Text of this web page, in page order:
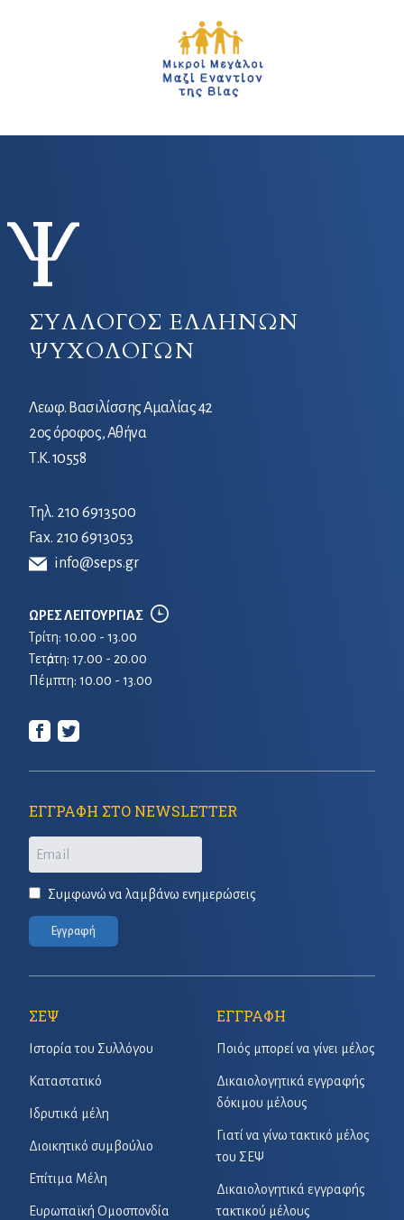
ΣΥΛΛΟΓΟΣ ΕΛΛΗΝΩΝ
ΨΥΧΟΛΟΓΩΝ
Λεωφ. Βασιλίσσης Αμαλίας 42
2ος όροφος, Αθήνα
Τ.Κ. 10558
Τηλ. 210 6913500
Fax. 210 6913053
info@seps.gr
ΩΡΕΣ ΛΕΙΤΟΥΡΓΙΑΣ
Τρίτη: 10.00 - 13.00
Τετἀρτη: 17.00 - 20.00
Πέμπτη: 10.00 - 13.00
ΕΓΓΡΑΦΗ ΣΤΟ NEWSLETTER
Email
Συμφωνώ να λαμβάνω ενημερώσεις
Εγγραφή
ΣΕΨ
Ιστορία του Συλλόγου
Καταστατικό
Ιδρυτικά μέλη
Διοικητικό συμβούλιο
Επίτιμα Μέλη
Ευρωπαϊκή Ομοσπονδία
ΕΓΓΡΑΦΗ
Ποιός μπορεί να γίνει μέλος
Δικαιολογητικά εγγραφής
δόκιμου μέλους
Γιατί να γίνω τακτικό μέλος
του ΣΕΨ
Δικαιολογητικά εγγραφής
τακτικού μέλους